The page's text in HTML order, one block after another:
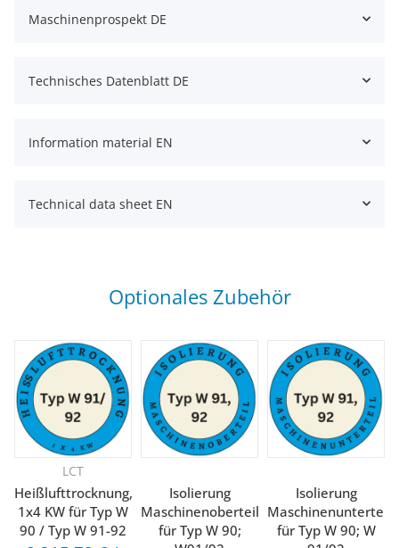
Maschinenprospekt DE
Technisches Datenblatt DE
Information material EN
Technical data sheet EN
Optionales Zubehör
LCT
Heißlufttrocknung,
1x4 KW für Typ W
90 / Typ W 91-92
Isolierung
Maschinenoberteil
für Typ W 90;
Isolierung
Maschinenunterteil
für Typ W 90; W